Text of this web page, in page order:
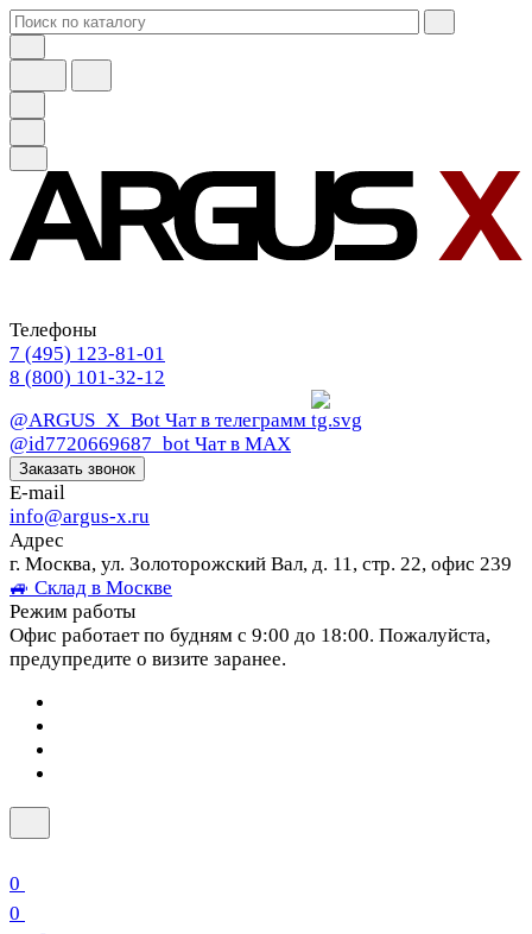
Телефоны
7 (495) 123-81-01
8 (800) 101-32-12
@ARGUS_X_Bot Чат в телеграмм
@id7720669687_bot Чат в МАХ
Заказать звонок
E-mail
info@argus-x.ru
Адрес
г. Москва, ул. Золоторожский Вал, д. 11, стр. 22, офис 239
🚙 Склад в Москве
Режим работы
Офис работает по будням с 9:00 до 18:00. Пожалуйста,
предупредите о визите заранее.
0
0